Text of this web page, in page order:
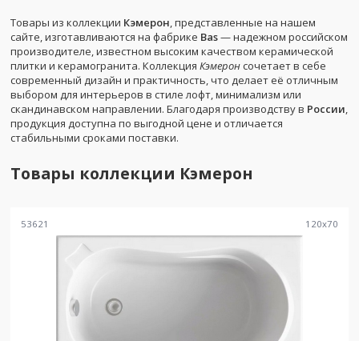
Товары из коллекции Кэмерон , представленные на нашем
сайте, изготавливаются на фабрике Bas— надежном российском
производителе, известном высоким качеством керамической
плитки и керамогранита. Коллекция Кэмеронсочетает в себе
современный дизайн и практичность, что делает её отличным
выбором для интерьеров в стиле лофт, минимализм или
скандинавском направлении. Благодаря производству в России
продукция доступна по выгодной цене и отличается
стабильными сроками поставки.
Товары коллекции Кэмерон
53621 120x70